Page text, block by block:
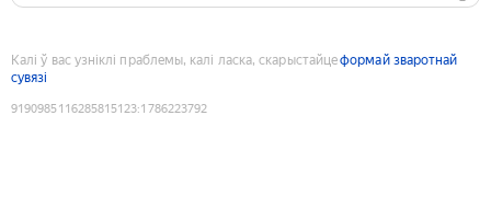
Калі ў вас узніклі праблемы, калі ласка, скарыстайцеформай зваротнай
сувязі
9190985116285815123:1786223792